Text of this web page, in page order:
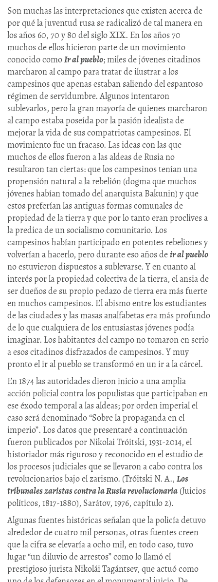
Son muchas las interpretaciones que existen acerca de
por qué la juventud rusa se radicalizó de tal manera en
los años 60, 70 y 80 del siglo XIX. En los años 70
muchos de ellos hicieron parte de un movimiento
conocido comoIr al pueblo; miles de jóvenes citadinos
marcharon al campo para tratar de ilustrar a los
campesinos que apenas estaban saliendo del espantoso
régimen de servidumbre. Algunos intentaron
sublevarlos, pero la gran mayoría de quienes marcharon
al campo estaba poseída por la pasión idealista de
mejorar la vida de sus compatriotas campesinos. El
movimiento fue un fracaso. Las ideas con las que
muchos de ellos fueron a las aldeas de Rusia no
resultaron tan ciertas: que los campesinos tenían una
propensión natural a la rebelión (dogma que muchos
jóvenes habían tomado del anarquista Bakunin) y que
estos preferían las antiguas formas comunales de
propiedad de la tierra y que por lo tanto eran proclives a
la predica de un socialismo comunitario. Los
campesinos habían participado en potentes rebeliones y
volverían a hacerlo, pero durante eso años deir al pueblo
no estuvieron dispuestos a sublevarse. Y en cuanto al
interés por la propiedad colectiva de la tierra, el ansia de
ser dueños de su propio pedazo de tierra era más fuerte
en muchos campesinos. El abismo entre los estudiantes
de las ciudades y las masas analfabetas era más profundo
de lo que cualquiera de los entusiastas jóvenes podía
imaginar. Los habitantes del campo no tomaron en serio
a esos citadinos disfrazados de campesinos. Y muy
pronto el ir al pueblo se transformó en un ir a la cárcel.
En 1874 las autoridades dieron inicio a una amplia
acción policial contra los populistas que participaban en
ese éxodo temporal a las aldeas; por orden imperial el
caso será denominado “Sobre la propaganda en el
imperio”. Los datos que presentaré a continuación
fueron publicados por Nikolai Tróitski, 1931-2014, el
historiador más riguroso y reconocido en el estudio de
los procesos judiciales que se llevaron a cabo contra los
revolucionarios bajo el zarismo. (Tróitski N. A., Los
tribunales zaristas contra la Rusia revolucionaria (Juicios
políticos, 1817-1880), Sarátov, 1976, capítulo 2).
Algunas fuentes históricas señalan que la policía detuvo
alrededor de cuatro mil personas, otras fuentes creen
que la cifra se elevaría a ocho mil, en todo caso, tuvo
lugar “un diluvio de arrestos” como lo llamó el
prestigioso jurista Nikolái Tagántsev, que actuó como